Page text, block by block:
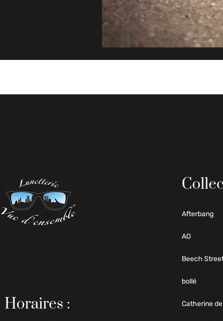
Horaires :
Afterbang
AO
Beech
bollé
Catherine